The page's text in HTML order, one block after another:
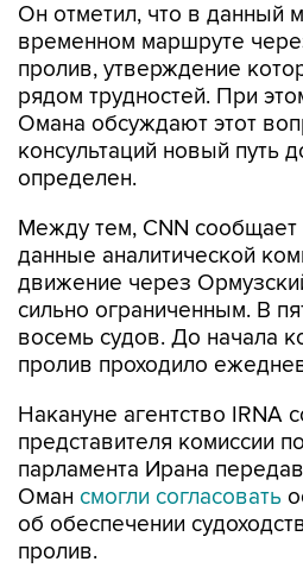
Он отметил, что в данный
временном маршруте
пролив, утверждение
рядом трудностей. При
Омана обсуждают этот
консультаций новый путь
определен.
Между тем, CNN сообщает
данные аналитической
движение через
сильно ограниченным. В
восемь судов. До начала
пролив проходило
Накануне агентство IRNA
представителя комиссии
парламента Ирана
Оман смогли согласовать
об обеспечении
пролив.